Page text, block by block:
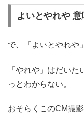
よいとやれや 意
で、「よいとやれや
「やれや」はだいた
っとわからない。
おそらくこのCM撮